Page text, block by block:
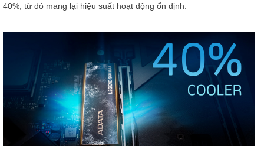
40%, từ đó mang lại hiệu suất hoạt động ổn định.